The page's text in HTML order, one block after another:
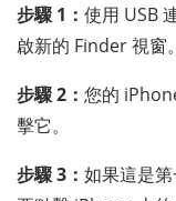
步驟 1： 使用 USB
啟新的 Finder 視窗。
步驟 2： 您的
擊它。
步驟 3： 如果這是